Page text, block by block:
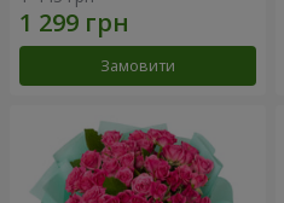
Замовити